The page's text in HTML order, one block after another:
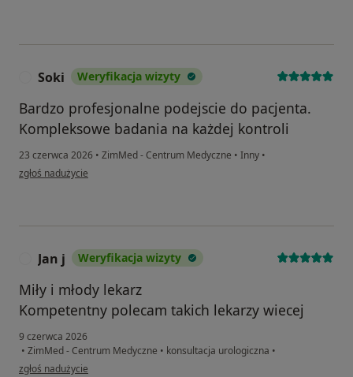
Soki Weryfikacja wizyty
Bardzo profesjonalne podejscie do pacjenta.
Kompleksowe badania na każdej kontroli
23 czerwca 2026 • ZimMed - Centrum Medyczne • Inny •
w opinii użytkownika Soki
zgłoś nadużycie
Jan j Weryfikacja wizyty
Miły i młody lekarz
Kompetentny polecam takich lekarzy wiecej
9 czerwca 2026
• ZimMed - Centrum Medyczne • konsultacja urologiczna •
w opinii użytkownika Jan j
zgłoś nadużycie